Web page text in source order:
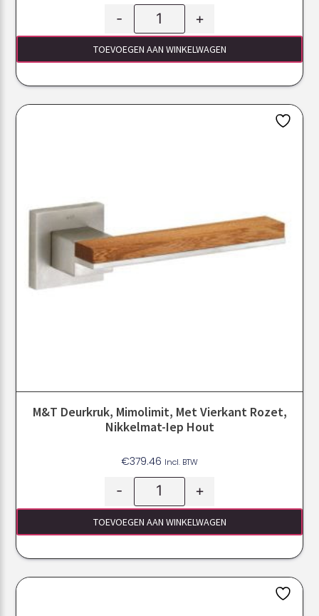
- +
TOEVOEGEN AAN WINKELWAGEN
M&T Deurkruk, Mimolimit, Met Vierkant Rozet,
Nikkelmat-Iep Hout
€379.46 Incl. BTW
- +
TOEVOEGEN AAN WINKELWAGEN